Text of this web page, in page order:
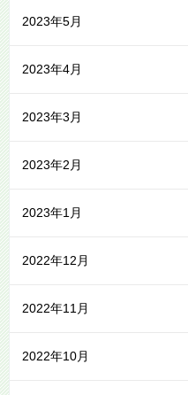
2023年5月
2023年4月
2023年3月
2023年2月
2023年1月
2022年12月
2022年11月
2022年10月